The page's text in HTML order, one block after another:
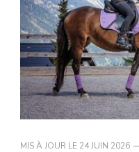
MIS À JOUR LE 24 JUIN 2026